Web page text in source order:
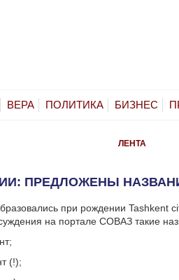
ВЕРА ПОЛИТИКА БИЗНЕС
ЛЕНТА
ПРЕДЛОЖЕНЫ
при рождении Tashkent
на портале СОВАЗ такие
(!);